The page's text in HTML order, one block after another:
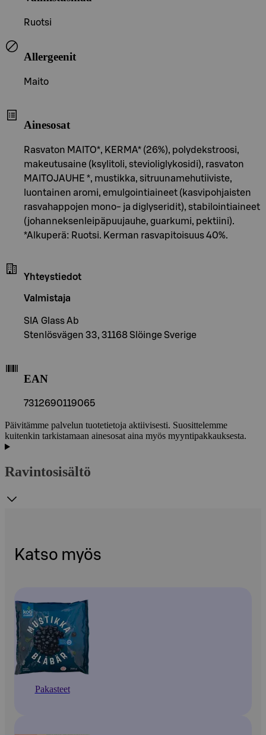
Ruotsi
Allergeenit
Maito
Ainesosat
Rasvaton MAITO*, KERMA* (26%), polydekstroosi,
makeutusaine (ksylitoli, stevioliglykosidi), rasvaton
MAITOJAUHE *, mustikka, sitruunamehutiiviste,
luontainen aromi, emulgointiaineet (kasvipohjaisten
rasvahappojen mono- ja diglyseridit), stabilointiaineet
(johanneksenleipäpuujauhe, guarkumi, pektiini).
*Alkuperä: Ruotsi. Kerman rasvapitoisuus 40%.
Yhteystiedot
Valmistaja
SIA Glass Ab
Stenlösvägen 33, 31168 Slöinge Sverige
EAN
7312690119065
Päivitämme palvelun tuotetietoja aktiivisesti. Suosittelemme
kuitenkin tarkistamaan ainesosat aina myös myyntipakkauksesta.
Ravintosisältö
Katso myös
Pakasteet